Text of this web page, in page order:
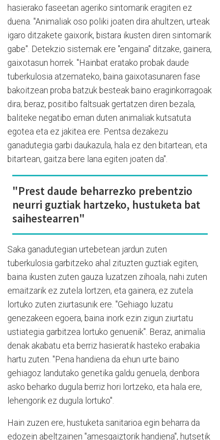
hasierako faseetan ageriko sintomarik eragiten ez
duena. "Animaliak oso poliki joaten dira ahultzen, urteak
igaro ditzakete gaixorik, bistara ikusten diren sintomarik
gabe". Detekzio sistemak ere "engaina" ditzake, gainera,
gaixotasun horrek. "Hainbat eratako probak daude
tuberkulosia atzemateko, baina gaixotasunaren fase
bakoitzean proba batzuk besteak baino eraginkorragoak
dira; beraz, positibo faltsuak gertatzen diren bezala,
baliteke negatibo eman duten animaliak kutsatuta
egotea eta ez jakitea ere. Pentsa dezakezu
ganadutegia garbi daukazula, hala ez den bitartean, eta
bitartean, gaitza bere lana egiten joaten da".
"Prest daude beharrezko prebentzio
neurri guztiak hartzeko, hustuketa bat
saihestearren"
Saka ganadutegian urtebetean jardun zuten
tuberkulosia garbitzeko ahal zituzten guztiak egiten,
baina ikusten zuten gauza luzatzen zihoala, nahi zuten
emaitzarik ez zutela lortzen, eta gainera, ez zutela
lortuko zuten ziurtasunik ere. "Gehiago luzatu
genezakeen egoera, baina inork ezin zigun ziurtatu
ustiategia garbitzea lortuko genuenik". Beraz, animalia
denak akabatu eta berriz hasieratik hasteko erabakia
hartu zuten. "Pena handiena da ehun urte baino
gehiagoz landutako genetika galdu genuela, denbora
asko beharko dugula berriz hori lortzeko, eta hala ere,
lehengorik ez dugula lortuko".
Hain zuzen ere, hustuketa sanitarioa egin beharra da
edozein abeltzainen "amesgaiztorik handiena", hutsetik